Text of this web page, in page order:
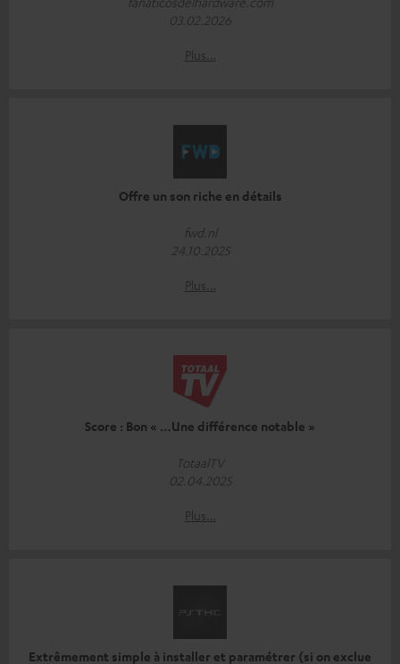
03.02.2026
Plus…
Offre un son riche en détails
fwd.nl
24.10.2025
Plus…
Score : Bon « …Une différence notable »
TotaalTV
02.04.2025
Plus…
Extrêmement simple à installer et paramétrer (si on exclue